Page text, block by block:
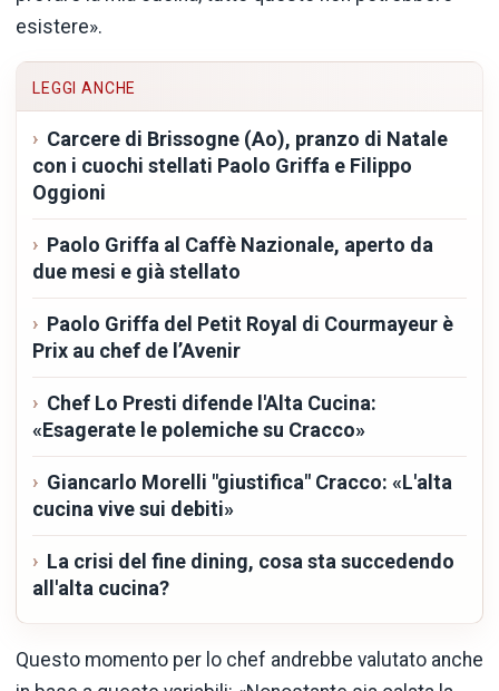
esistere».
LEGGI ANCHE
Carcere di Brissogne (Ao), pranzo di Natale
con i cuochi stellati Paolo Griffa e Filippo
Oggioni
Paolo Griffa al Caffè Nazionale, aperto da
due mesi e già stellato
Paolo Griffa del Petit Royal di Courmayeur è
Prix au chef de l’Avenir
Chef Lo Presti difende l'Alta Cucina:
«Esagerate le polemiche su Cracco»
Giancarlo Morelli "giustifica" Cracco: «L'alta
cucina vive sui debiti»
La crisi del fine dining, cosa sta succedendo
all'alta cucina?
Questo momento per lo chef andrebbe valutato anche